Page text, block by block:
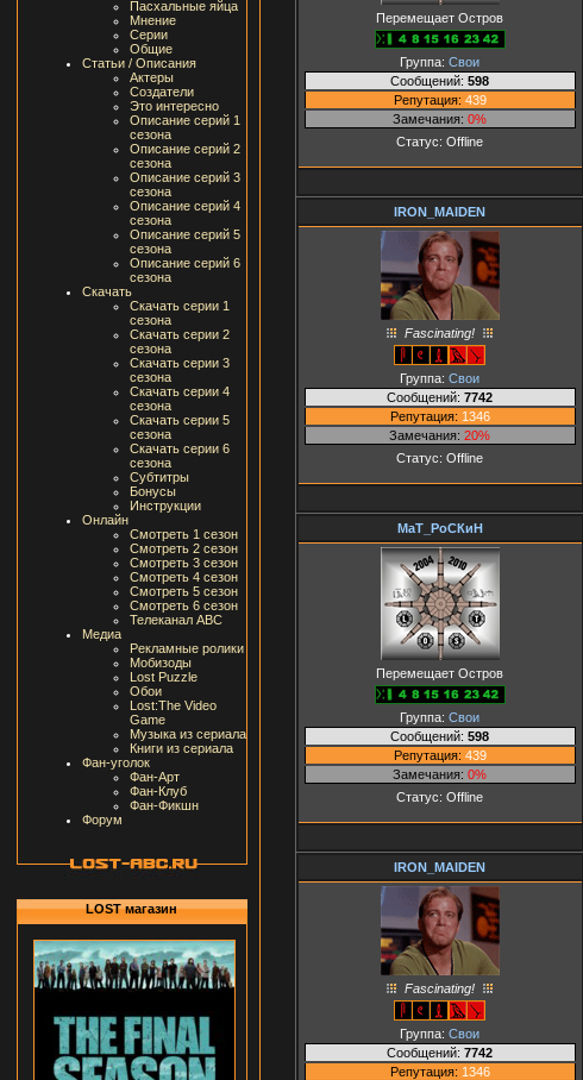
Пасхальные яйца
Мнение
Серии
Общие
Статьи / Описания
Актеры
Создатели
Это интересно
Описание серий 1
сезона
Описание серий 2
сезона
Описание серий 3
сезона
Описание серий 4
сезона
Описание серий 5
сезона
Описание серий 6
сезона
Скачать
Скачать серии 1
сезона
Скачать серии 2
сезона
Скачать серии 3
сезона
Скачать серии 4
сезона
Скачать серии 5
сезона
Скачать серии 6
сезона
Субтитры
Бонусы
Инструкции
Онлайн
Смотреть 1 сезон
Смотреть 2 сезон
Смотреть 3 сезон
Смотреть 4 сезон
Смотреть 5 сезон
Смотреть 6 сезон
Телеканал ABC
Медиа
Рекламные ролики
Мобизоды
Lost Puzzle
Обои
Lost:The Video
Game
Музыка из сериала
Книги из сериала
Фан-уголок
Фан-Арт
Фан-Клуб
Фан-Фикшн
Форум
LOST магазин
Перемещает Остров
Группа: Свои
Сообщений: 598
Репутация: 439
Замечания: 0%
Статус: Offline
IRON_MAIDEN
Fascinating!
Группа: Свои
Сообщений: 7742
Репутация: 1346
Замечания: 20%
Статус: Offline
МаТ_РоСКиН
Перемещает Остров
Группа: Свои
Сообщений: 598
Репутация: 439
Замечания: 0%
Статус: Offline
IRON_MAIDEN
Fascinating!
Группа: Свои
Сообщений: 7742
Репутация: 1346